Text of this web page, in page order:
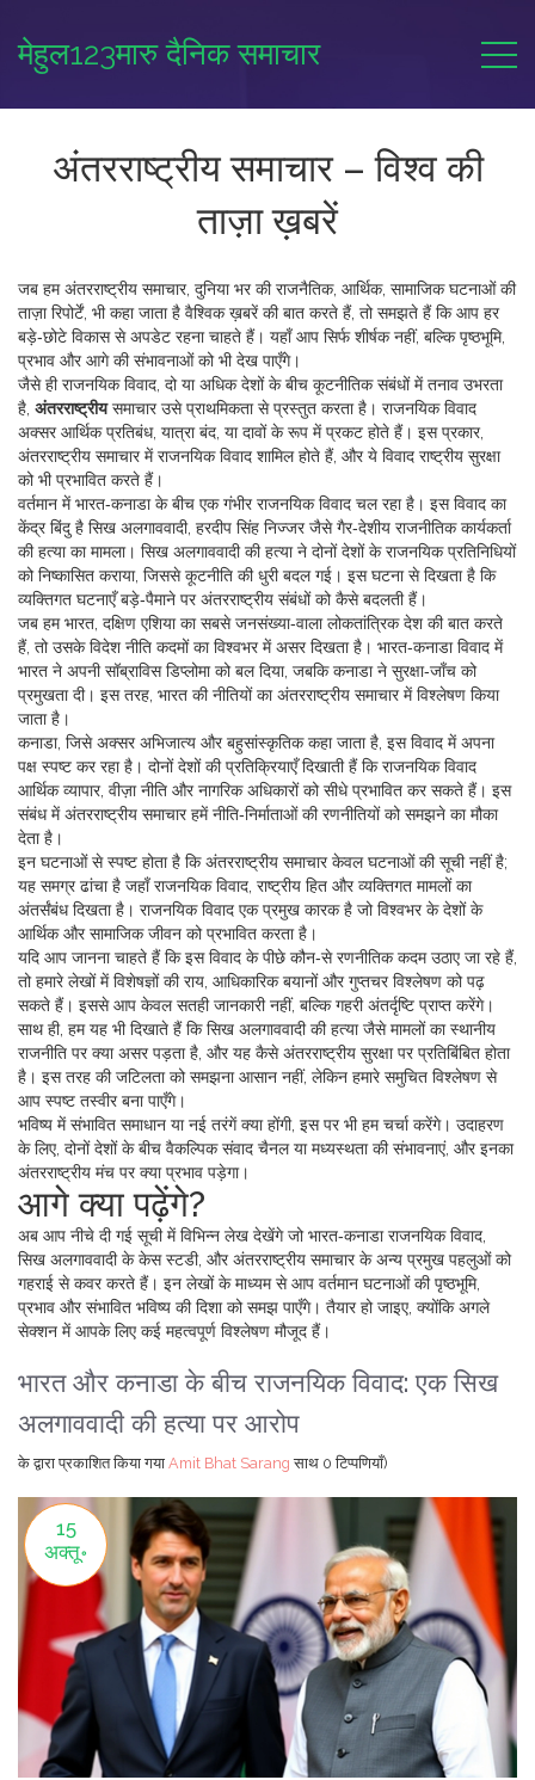
मेहुल123मारु दैनिक समाचार
अंतरराष्ट्रीय समाचार – विश्व की
ताज़ा ख़बरें
जब हमअंतरराष्ट्रीय समाचार, दुनिया भर की राजनैतिक, आर्थिक, सामाजिक घटनाओं की
ताज़ा रिपोर्टें, भी कहा जाता है वैश्विक ख़बरेंकी बात करते हैं, तो समझते हैं कि आप हर
बड़े‑छोटे विकास से अपडेट रहना चाहते हैं। यहाँ आप सिर्फ शीर्षक नहीं, बल्कि पृष्ठभूमि,
प्रभाव और आगे की संभावनाओं को भी देख पाएँगे।
जैसे हीराजनयिक विवाद दो या अधिक देशों के बीच कूटनीतिक संबंधों में तनाव उभरता
है, अंतरराष्ट्रीयसमाचार उसे प्राथमिकता से प्रस्तुत करता है। राजनयिक विवाद
अक्सर आर्थिक प्रतिबंध, यात्रा बंद, या दावों के रूप में प्रकट होते हैं। इस प्रकार,
अंतरराष्ट्रीय समाचार में राजनयिक विवाद शामिल होते हैं, और ये विवाद राष्ट्रीय सुरक्षा
को भी प्रभावित करते हैं।
वर्तमान में भारत‑कनाडा के बीच एक गंभीर राजनयिक विवाद चल रहा है। इस विवाद का
केंद्र बिंदु है सिख अलगाववादी, हरदीप सिंह निज्जर जैसे गैर‑देशीय राजनीतिक कार्यकर्ता
की हत्या का मामला। सिख अलगाववादी की हत्या ने दोनों देशों के राजनयिक प्रतिनिधियों
को निष्कासित कराया, जिससे कूटनीति की धुरी बदल गई। इस घटना से दिखता है कि
व्यक्तिगत घटनाएँ बड़े‑पैमाने पर अंतरराष्ट्रीय संबंधों को कैसे बदलती हैं।
जब हमभारत दक्षिण एशिया का सबसे जनसंख्या‑वाला लोकतांत्रिक देश की बात करते
हैं, तो उसके विदेश नीति कदमों का विश्वभर में असर दिखता है। भारत‑कनाडा विवाद में
भारत ने अपनी सॉब्राविस डिप्लोमा को बल दिया, जबकि कनाडा ने सुरक्षा‑जाँच को
प्रमुखता दी। इस तरह, भारत की नीतियों का अंतरराष्ट्रीय समाचार में विश्लेषण किया
जाता है।
कनाडा, जिसे अक्सर अभिजात्य और बहुसांस्कृतिक कहा जाता है, इस विवाद में अपना
पक्ष स्पष्ट कर रहा है। दोनों देशों की प्रतिक्रियाएँ दिखाती हैं कि राजनयिक विवाद
आर्थिक व्यापार, वीज़ा नीति और नागरिक अधिकारों को सीधे प्रभावित कर सकते हैं। इस
संबंध में अंतरराष्ट्रीय समाचार हमें नीति‑निर्माताओं की रणनीतियों को समझने का मौका
देता है।
इन घटनाओं से स्पष्ट होता है कि अंतरराष्ट्रीय समाचार केवल घटनाओं की सूची नहीं है;
यह समग्र ढांचा है जहाँ राजनयिक विवाद, राष्ट्रीय हित और व्यक्तिगत मामलों का
अंतर्संबंध दिखता है। राजनयिक विवाद एक प्रमुख कारक है जो विश्वभर के देशों के
आर्थिक और सामाजिक जीवन को प्रभावित करता है।
यदि आप जानना चाहते हैं कि इस विवाद के पीछे कौन‑से रणनीतिक कदम उठाए जा रहे हैं,
तो हमारे लेखों में विशेषज्ञों की राय, आधिकारिक बयानों और गुप्तचर विश्लेषण को पढ़
सकते हैं। इससे आप केवल सतही जानकारी नहीं, बल्कि गहरी अंतर्दृष्टि प्राप्त करेंगे।
साथ ही, हम यह भी दिखाते हैं कि सिख अलगाववादी की हत्या जैसे मामलों का स्थानीय
राजनीति पर क्या असर पड़ता है, और यह कैसे अंतरराष्ट्रीय सुरक्षा पर प्रतिबिंबित होता
है। इस तरह की जटिलता को समझना आसान नहीं, लेकिन हमारे समुचित विश्लेषण से
आप स्पष्ट तस्वीर बना पाएँगे।
भविष्य में संभावित समाधान या नई तरंगें क्या होंगी, इस पर भी हम चर्चा करेंगे। उदाहरण
के लिए, दोनों देशों के बीच वैकल्पिक संवाद चैनल या मध्यस्थता की संभावनाएं, और इनका
अंतरराष्ट्रीय मंच पर क्या प्रभाव पड़ेगा।
आगे क्या पढ़ेंगे?
अब आप नीचे दी गई सूची में विभिन्न लेख देखेंगे जो भारत‑कनाडा राजनयिक विवाद,
सिख अलगाववादी के केस स्टडी, और अंतरराष्ट्रीय समाचार के अन्य प्रमुख पहलुओं को
गहराई से कवर करते हैं। इन लेखों के माध्यम से आप वर्तमान घटनाओं की पृष्ठभूमि,
प्रभाव और संभावित भविष्य की दिशा को समझ पाएँगे। तैयार हो जाइए, क्योंकि अगले
सेक्शन में आपके लिए कई महत्वपूर्ण विश्लेषण मौजूद हैं।
भारत और कनाडा के बीच राजनयिक विवाद: एक सिख
अलगाववादी की हत्या पर आरोप
के द्वारा प्रकाशित किया गया Amit Bhat Sarang साथ 0 टिप्पणियाँ)
15
अक्तू॰